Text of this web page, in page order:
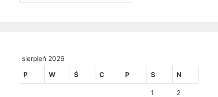
sierpień 2026
P W Ś C P S N
1 2